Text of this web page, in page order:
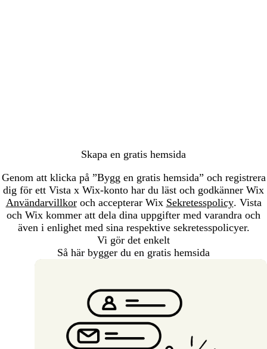
Skapa en gratis hemsida
Genom att klicka på ”Bygg en gratis hemsida” och registrera
dig för ett Vista x Wix-konto har du läst och godkänner Wix
Användarvillkoroch accepterar Wix Sekretesspolicy. Vista
och Wix kommer att dela dina uppgifter med varandra och
även i enlighet med sina respektive sekretesspolicyer.
Vi gör det enkelt
Så här bygger du en gratis hemsida